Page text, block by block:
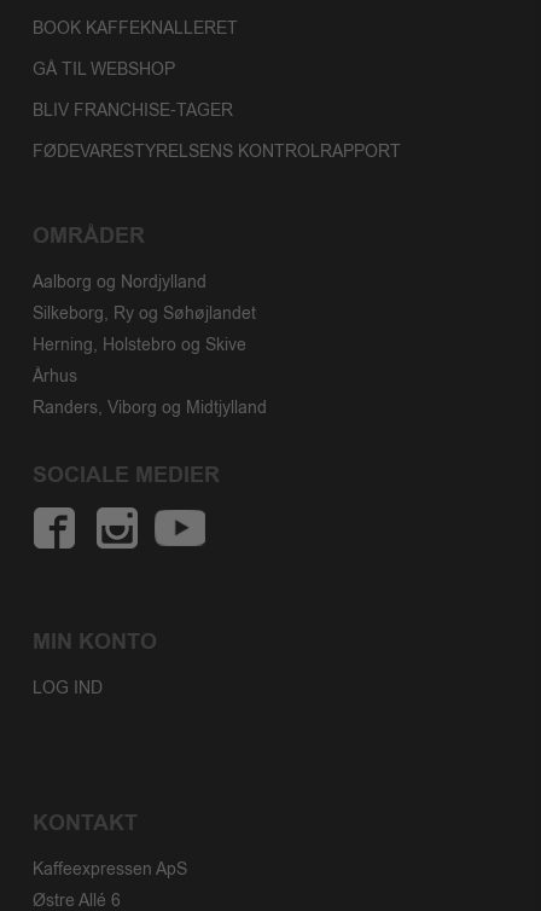
BOOK KAFFEKNALLERET
GÅ TIL WEBSHOP
BLIV FRANCHISE-TAGER
FØDEVARESTYRELSENS KONTROLRAPPORT
OMRÅDER
Aalborg og Nordjylland
Silkeborg, Ry og Søhøjlandet
Herning, Holstebro og Skive
Århus
Randers, Viborg og Midtjylland
SOCIALE MEDIER
MIN KONTO
LOG IND
KONTAKT
Kaffeexpressen ApS
Østre Allé 6